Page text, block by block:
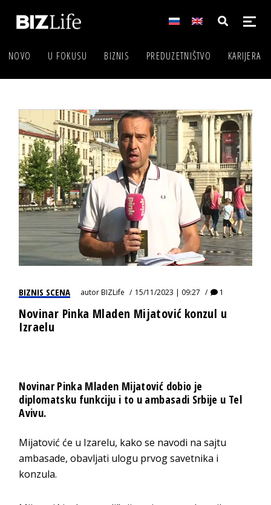
NOVO U FOKUSU BIZNIS PREDUZETNIŠTVO KARIJERA
BIZNIS SCENA autorBIZLife 15/11/2023 | 09:27 1
Novinar Pinka Mladen Mijatović konzul u
Izraelu
Novinar Pinka Mladen Mijatović dobio je
diplomatsku funkciju i to u ambasadi Srbije u Tel
Avivu.
Mijatović će u Izarelu, kako se navodi na sajtu
ambasade, obavljati ulogu prvog savetnika i
konzula.